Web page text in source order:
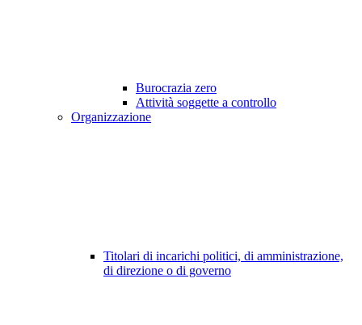
Burocrazia zero
Attività soggette a controllo
Organizzazione
Titolari di incarichi politici, di amministrazione,
di direzione o di governo